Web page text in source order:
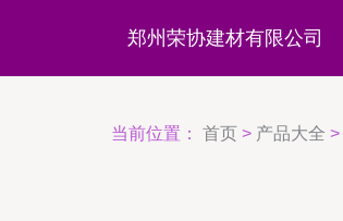
郑州荣协建材有限公司
当前位置： 首页 > 产品大全 >